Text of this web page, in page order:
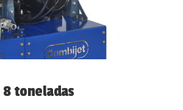
8 toneladas